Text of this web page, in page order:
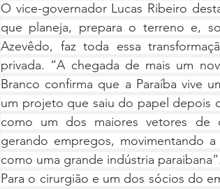
O vice-governador Lucas Ribeiro
que planeja, prepara o terreno e,
Azevêdo, faz toda essa
privada. “A chegada de mais um
Branco confirma que a Paraíba vive
um projeto que saiu do papel depois
como um dos maiores vetores de
gerando empregos, movimentando
como uma grande indústria paraibana”.
Para o cirurgião e um dos sócios do